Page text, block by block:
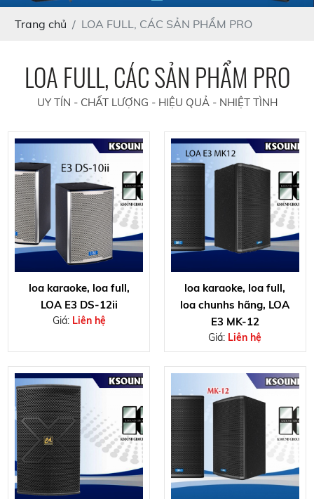
Trang chủ LOA FULL, CÁC SẢN PHẨM PRO
LOA FULL, CÁC SẢN PHẨM PRO
UY TÍN - CHẤT LƯỢNG - HIỆU QUẢ - NHIỆT TÌNH
loa karaoke, loa full,
LOA E3 DS-12ii
Giá: Liên hệ
loa karaoke, loa full,
loa chunhs hãng, LOA
E3 MK-12
Giá: Liên hệ